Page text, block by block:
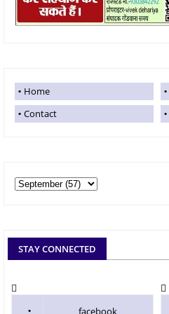
Home
Contact
STAY CONNECTED
facebook